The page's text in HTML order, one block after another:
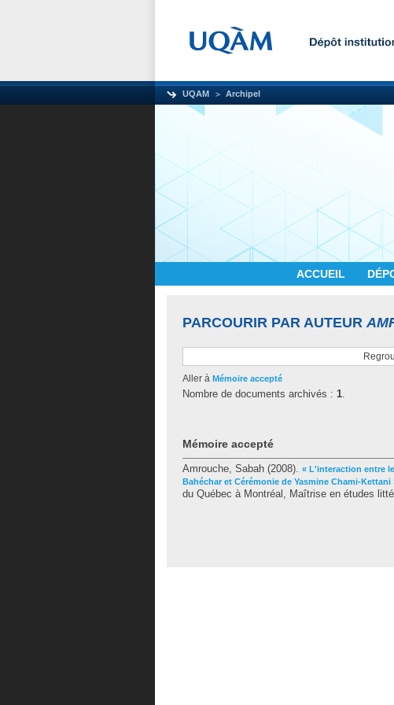
UQAM Archipel
ACCUEIL
PARCOURIR PAR AUTEUR
Aller à Mémoire accepté
Nombre de documents archivés : 1.
Mémoire accepté
Amrouche, Sabah (2008). « L'interaction entre
Bahéchar et Cérémonie de Yasmine Chami-Kettani
du Québec à Montréal, Maîtrise en études